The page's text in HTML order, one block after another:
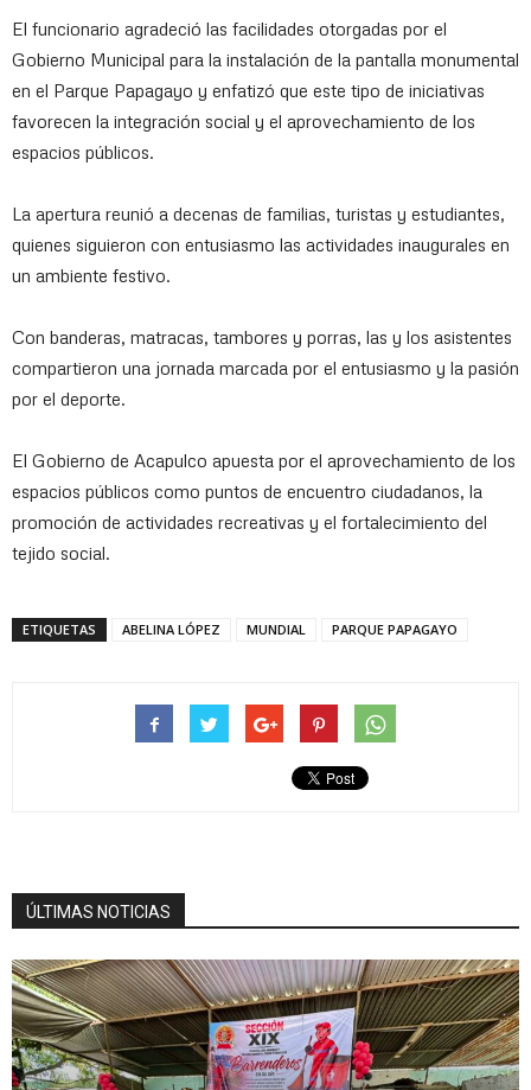
El funcionario agradeció las facilidades otorgadas por el
Gobierno Municipal para la instalación de la pantalla monumental
en el Parque Papagayo y enfatizó que este tipo de iniciativas
favorecen la integración social y el aprovechamiento de los
espacios públicos.
La apertura reunió a decenas de familias, turistas y estudiantes,
quienes siguieron con entusiasmo las actividades inaugurales en
un ambiente festivo.
Con banderas, matracas, tambores y porras, las y los asistentes
compartieron una jornada marcada por el entusiasmo y la pasión
por el deporte.
El Gobierno de Acapulco apuesta por el aprovechamiento de los
espacios públicos como puntos de encuentro ciudadanos, la
promoción de actividades recreativas y el fortalecimiento del
tejido social.
ETIQUETAS ABELINA LÓPEZ MUNDIAL PARQUE PAPAGAYO
ÚLTIMAS NOTICIAS